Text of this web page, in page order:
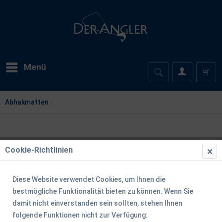
Menü
Abhakmatten
Cookie-Richtlinien
Diese Website verwendet Cookies, um Ihnen die
bestmögliche Funktionalität bieten zu können. Wenn Sie
damit nicht einverstanden sein sollten, stehen Ihnen
folgende Funktionen nicht zur Verfügung: